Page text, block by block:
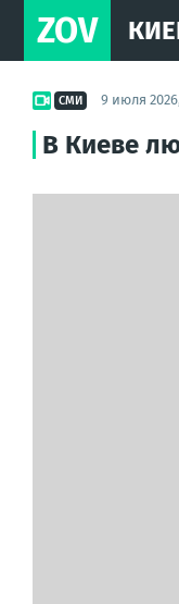
ZOV
СМИ 9 июля
В Киеве